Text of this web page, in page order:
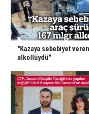
"Kazaya sebebiyet
alkollüydü"